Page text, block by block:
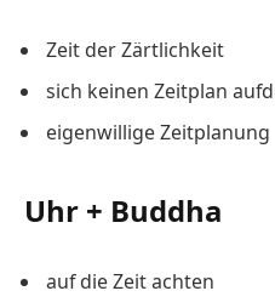
Zeit der Zärtlichkeit
sich keinen Zeitplan
eigenwillige Zeitplanung
Uhr + Buddha
auf die Zeit achten